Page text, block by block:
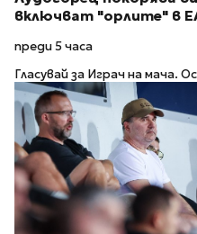
включват "орлите" в
преди 5 часа
Гласувай за Играч на мача.